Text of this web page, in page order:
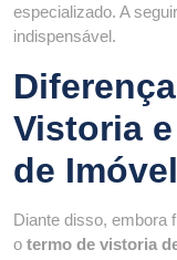
especializado. A
indispensável.
Vistoria
de Imóvel
Diante disso, embora
o termo de vistoria